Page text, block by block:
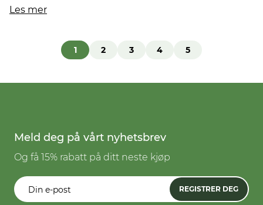
Les mer
1 2 3 4 5
Meld deg på vårt nyhetsbrev
Og få 15% rabatt på ditt neste kjøp
REGISTRER DEG